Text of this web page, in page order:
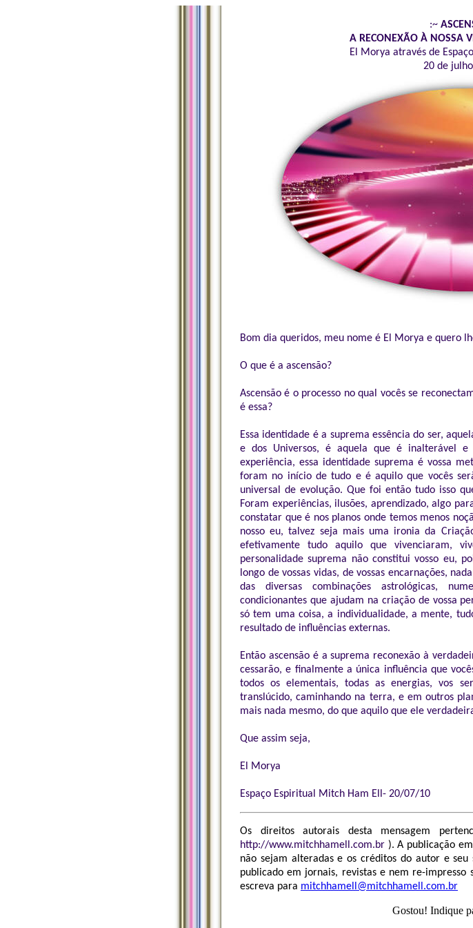
:~
A RECONEXÃO À NOSSA
El Morya através de
20 de
Bom dia queridos, meu nome é El Morya e quero
O que é a ascensão?
Ascensão é o processo no qual vocês se
é essa?
Essa identidade é a suprema essência do ser,
e dos Universos, é aquela que é inalterável e
experiência, essa identidade suprema é vossa
foram no início de tudo e é aquilo que vocês
universal de evolução. Que foi então tudo isso
Foram experiências, ilusões, aprendizado, algo
constatar que é nos planos onde temos menos
nosso eu, talvez seja mais uma ironia da
efetivamente tudo aquilo que vivenciaram,
personalidade suprema não constitui vosso eu,
longo de vossas vidas, de vossas encarnações,
das diversas combinações astrológicas,
condicionantes que ajudam na criação de vossa
só tem uma coisa, a individualidade, a mente,
resultado de influências externas.
Então ascensão é a suprema reconexão à
cessarão, e finalmente a única influência que
todos os elementais, todas as energias, vos
translúcido, caminhando na terra, e em outros
mais nada mesmo, do que aquilo que ele
Que assim seja,
El Morya
Espaço Espiritual Mitch Ham Ell- 20/07/10
Os direitos autorais desta mensagem
http://www.mitchhamell.com.br ). A publicação
não sejam alteradas e os créditos do autor e
publicado em jornais, revistas e nem re-impresso
escreva para mitchhamell@mitchhamell.com.br
Gostou! Indique